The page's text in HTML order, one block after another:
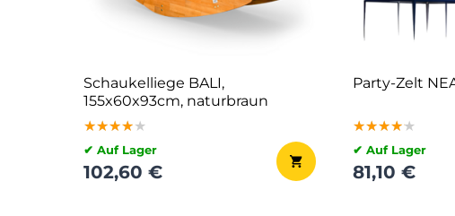
Schaukelliege BALI,
155x60x93cm, naturbraun
★★★★★
★★★★★
★★★★★
✔ Auf Lager
102,60 €
Party-Zelt
★★★★★
★★★★★
★★★★★
✔ Auf Lager
81,10 €